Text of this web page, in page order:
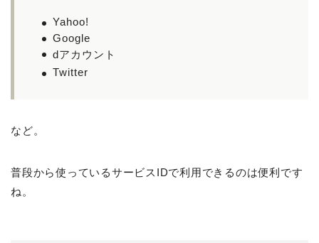
Yahoo!
Google
dアカウント
Twitter
など。
普段から使っているサービスIDで利用できるのは便利です
ね。